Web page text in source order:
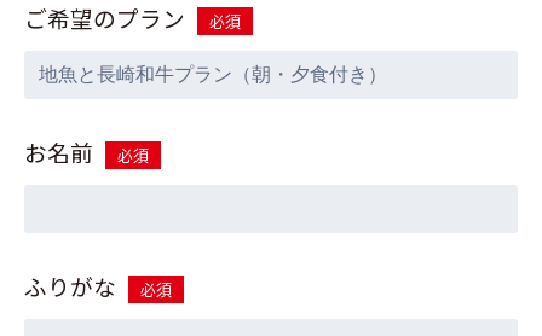
ご希望のプラン 必須
お名前 必須
ふりがな 必須